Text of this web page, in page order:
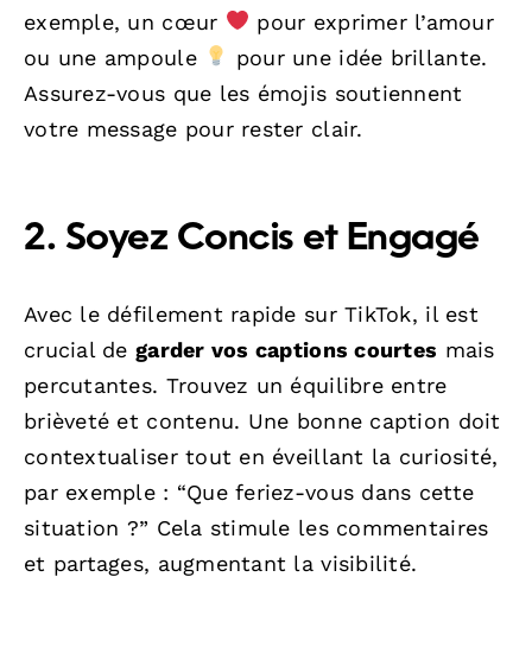
exemple, un cœur
pour exprimer l’amour
ou une ampoule
pour une idée brillante.
Assurez-vous que les émojis soutiennent
votre message pour rester clair.
2. Soyez Concis et Engagé
Avec le défilement rapide sur TikTok, il est
crucial de garder vos captions courtes mais
percutantes. Trouvez un équilibre entre
brièveté et contenu. Une bonne caption doit
contextualiser tout en éveillant la curiosité,
par exemple : “Que feriez-vous dans cette
situation ?” Cela stimule les commentaires
et partages, augmentant la visibilité.